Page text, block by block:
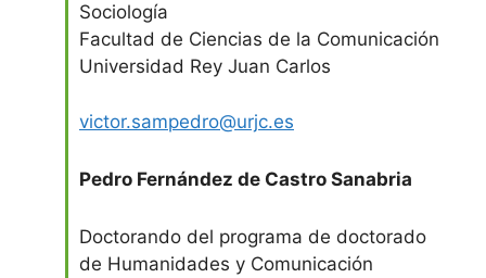
Sociología
Facultad de Ciencias de la Comunicación
Universidad Rey Juan Carlos
victor.sampedro@urjc.es
Pedro Fernández de Castro Sanabria
Doctorando del programa de doctorado
de Humanidades y Comunicación